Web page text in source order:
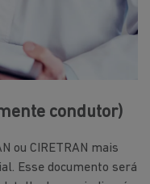
condutor)
ou CIRETRAN mais
Esse documento será